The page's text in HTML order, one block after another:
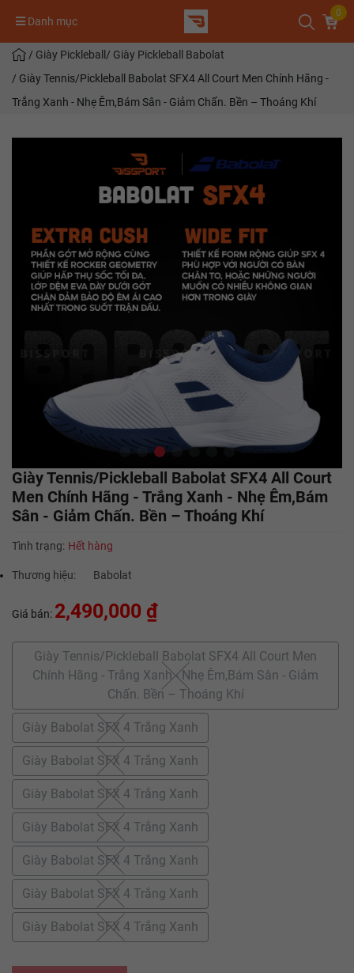
Danh mục
0
/ Giày Pickleball / Giày Pickleball Babolat
/ Giày Tennis/Pickleball Babolat SFX4 All Court Men Chính Hãng -
Trắng Xanh - Nhẹ Êm,Bám Sân - Giảm Chấn. Bền – Thoáng Khí
Giày Tennis/Pickleball Babolat SFX4 All Court
Men Chính Hãng - Trắng Xanh - Nhẹ Êm,Bám
Sân - Giảm Chấn. Bền – Thoáng Khí
Tình trạng: Hết hàng
Thương hiệu: Babolat
Giá bán: 2,490,000 ₫
Giày Tennis/Pickleball Babolat SFX4 All Court Men
Chính Hãng - Trắng Xanh - Nhẹ Êm,Bám Sân - Giảm
Chấn. Bền – Thoáng Khí
Giày Babolat SFX 4 Trắng Xanh
Giày Babolat SFX 4 Trắng Xanh
Giày Babolat SFX 4 Trắng Xanh
Giày Babolat SFX 4 Trắng Xanh
Giày Babolat SFX 4 Trắng Xanh
Giày Babolat SFX 4 Trắng Xanh
Giày Babolat SFX 4 Trắng Xanh